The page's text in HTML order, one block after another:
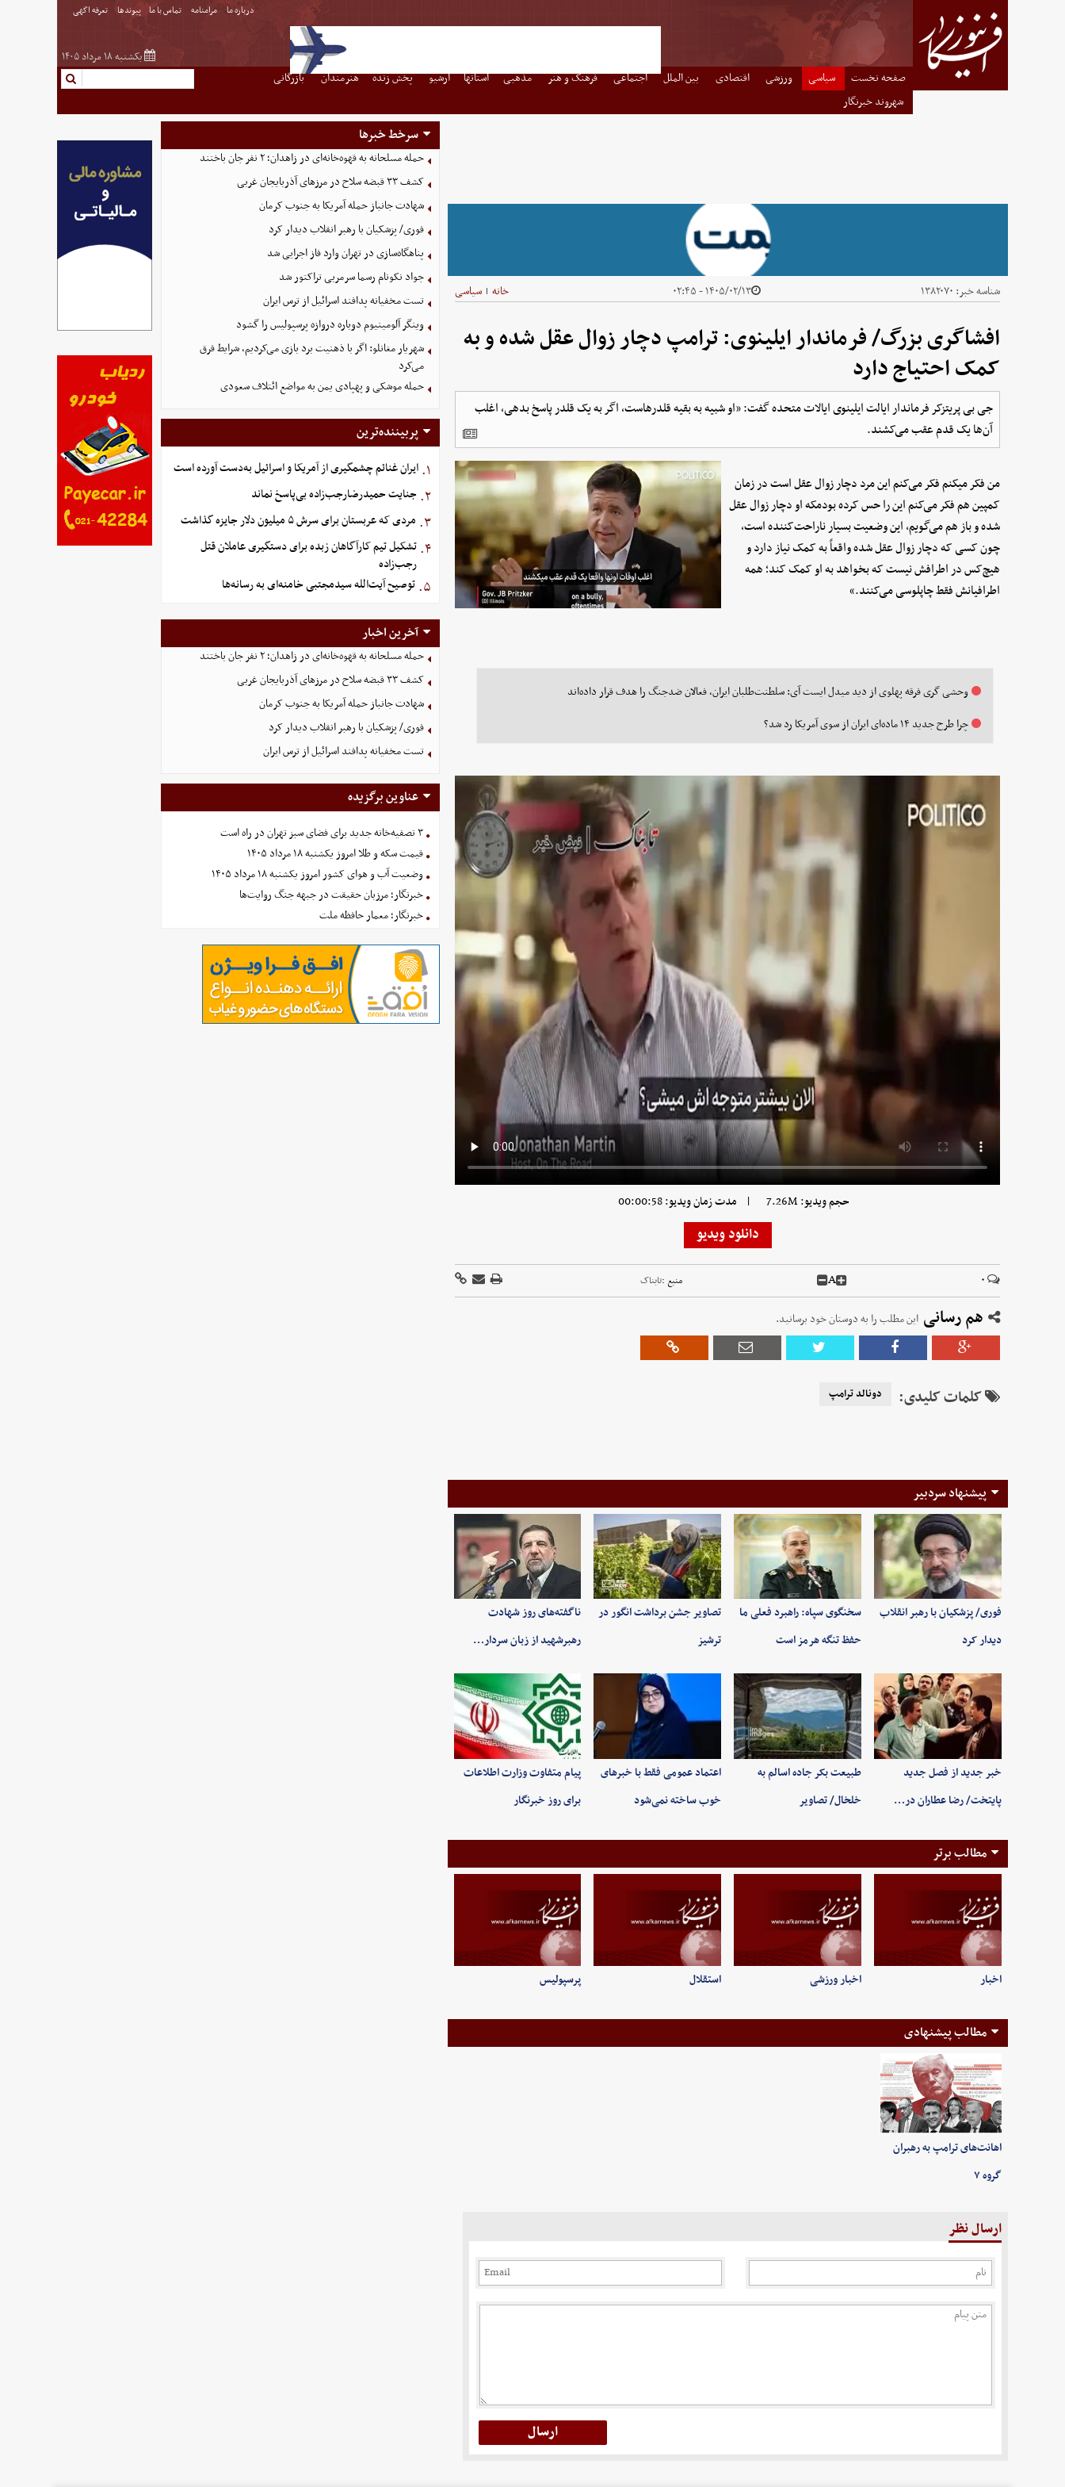
درباره ما مرامنامه تماس با ما پیوندها تعرفه اگهی
یکشنبه ۱۸ مرداد ۱۴۰۵
صفحه نخست سیاسی ورزشی اقتصادی بین الملل اجتماعی فرهنگ و هنر مذهبی استانها آرشیو پخش زنده هنرمندان
بازرگانی
شهروند خبرنگار
شناسه خبر: ۱۳۸۲۰۷۰ ۱۴۰۵/۰۲/۱۳ - ۰۲:۴۵ خانه | سیاسی
افشاگری بزرگ/ فرماندار ایلینوی: ترامپ دچار زوال عقل شده و به
کمک احتیاج دارد
جی بی پریتزکر فرماندار ایالت ایلینوی ایالات متحده گفت: «او شبیه به بقیه قلدرهاست، اگر به یک قلدر پاسخ بدهی، اغلب
آن‌ها یک قدم عقب می‌کشند.
من فکر میکنم فکر می‌کنم این مرد دچار زوال عقل است در زمان
کمپین هم فکر می‌کنم این را حس کرده بودمکه او دچار زوال عقل
شده و باز هم می‌گویم، این وضعیت بسیار ناراحت‌کننده است،
چون کسی که دچار زوال عقل شده واقعاً به کمک نیاز دارد و
هیچ‌کس در اطرافش نیست که بخواهد به او کمک کند؛ همه
اطرافیانش فقط چاپلوسی می‌کنند.»
وحشی گری فرقه پهلوی از دید میدل‌ ایست آی: سلطنت‌طلبان ایران، فعالان ضدجنگ را هدف قرار داده‌اند
چرا طرح جدید ۱۴ ماده‌ای ایران از سوی آمریکا رد شد؟
حجم ویدیو: 7.26M | مدت زمان ویدیو: 00:00:58
دانلود ویدیو
۰ A منبع :تابناک
هم رسانی این مطلب را به دوستان خود برسانید.
کلمات کلیدی: دونالد ترامپ
پیشنهاد سردبیر
فوری/ پزشکیان با رهبر انقلاب
دیدار کرد
سخنگوی سپاه: راهبرد فعلی ما
حفظ تنگه هرمز است
تصاویر جشن برداشت انگور در
ترشیز
ناگفته‌های روز شهادت
رهبرشهید از زبان سردار…
خبر جدید از فصل جدید
پایتخت/ رضا عطاران در…
طبیعت بکر جاده اسالم به
خلخال/ تصاویر
اعتماد عمومی فقط با خبرهای
خوب ساخته نمی‌شود
پیام متفاوت وزارت اطلاعات
برای روز خبرنگار
مطالب برتر
اخبار اخبار ورزشی استقلال پرسپولیس
مطالب پیشنهادی
اهانت‌های ترامپ به رهبران
گروه ۷
ارسال نظر
سرخط خبرها
حمله مسلحانه به قهوه‌خانه‌ای در زاهدان؛ ۲ نفر جان باختند
کشف ۳۳ قبضه سلاح در مرزهای آذربایجان غربی
شهادت جانباز حمله آمریکا به جنوب کرمان
فوری/ پزشکیان با رهبر انقلاب دیدار کرد
پناهگاه‌سازی در تهران وارد فاز اجرایی شد
جواد نکونام رسما سرمربی تراکتور شد
تست مخفیانه پدافند اسرائیل از ترس ایران
وینگر آلومینیوم دوباره دروازه پرسپولیس را گشود
شهریار مغانلو: اگر با ذهنیت برد بازی می‌کردیم، شرایط فرق
می‌کرد
حمله موشکی و پهپادی یمن به مواضع ائتلاف سعودی
پربیننده‌ترین
۱. ایران غنائم چشمگیری از آمریکا و اسرائیل به‌دست آورده است
۲. جنایت حمیدرضارجب‌زاده بی‌پاسخ نماند
۳. مردی که عربستان برای سرش ۵ میلیون دلار جایزه گذاشت
۴. تشکیل تیم کارآگاهان زبده برای دستگیری عاملان قتل
رجب‌زاده
۵. توصیح آیت‌الله سیدمجتبی خامنه‌ای به رسانه‌ها
آخرین اخبار
حمله مسلحانه به قهوه‌خانه‌ای در زاهدان؛ ۲ نفر جان باختند
کشف ۳۳ قبضه سلاح در مرزهای آذربایجان غربی
شهادت جانباز حمله آمریکا به جنوب کرمان
فوری/ پزشکیان با رهبر انقلاب دیدار کرد
تست مخفیانه پدافند اسرائیل از ترس ایران
عناوین برگزیده
۳ تصفیه‌خانه جدید برای فضای سبز تهران در راه است
قیمت سکه و طلا امروز یکشنبه ۱۸ مرداد ۱۴۰۵
وضعیت آب و هوای کشور امروز یکشنبه ۱۸ مرداد ۱۴۰۵
خبرنگار؛ مرزبان حقیقت در جبهه جنگ روایت‌ها
خبرنگار؛ معمار حافظه ملت